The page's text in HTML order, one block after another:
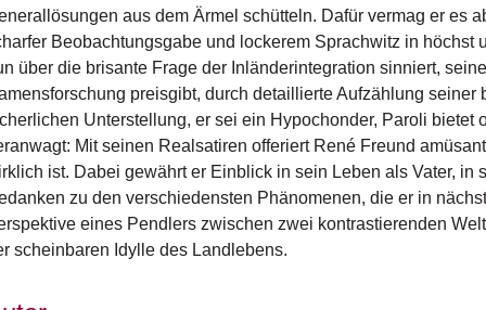
aus dem Ärmel schütteln. Dafür vermag er es
Beobachtungsgabe und lockerem Sprachwitz in höchst
über die brisante Frage der Inländerintegration sinniert,
preisgibt, durch detaillierte Aufzählung
Unterstellung, er sei ein Hypochonder, Paroli bietet
Mit seinen Realsatiren offeriert René Freund
ist. Dabei gewährt er Einblick in sein Leben als Vater, in
zu den verschiedensten Phänomenen, die er in
eines Pendlers zwischen zwei kontrastierenden
scheinbaren Idylle des Landlebens.